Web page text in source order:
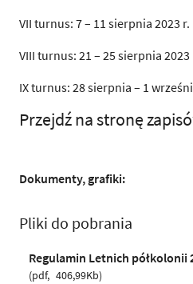
VII turnus: 7 – 11 sierpnia 2023 r.
VIII turnus: 21 – 25 sierpnia 2023
IX turnus: 28 sierpnia – 1
Przejdź na stronę
Dokumenty, grafiki:
Pliki do pobrania
Regulamin Letnich półkolonii
pdf 406,99Kb